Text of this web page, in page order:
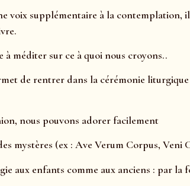
voix supplémentaire à la contemplation,
à méditer sur ce à quoi nous croyons..
de rentrer dans la cérémonie
nous pouvons adorer facilement
mystères (ex : Ave Verum Corpus, Veni
aux enfants comme aux anciens : par